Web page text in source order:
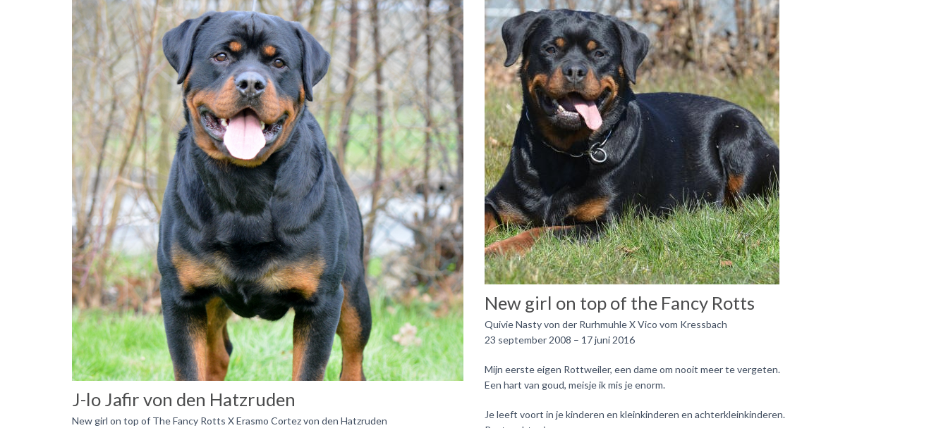
J-lo Jafir von den Hatzruden
New girl on top of The Fancy Rotts X Erasmo Cortez von den Hatzruden
New girl on top of the Fancy Rotts
Quivie Nasty von der Rurhmuhle X Vico vom Kressbach
23 september 2008 – 17 juni 2016
Mijn eerste eigen Rottweiler, een dame om nooit meer te vergeten.
Een hart van goud, meisje ik mis je enorm.
Je leeft voort in je kinderen en kleinkinderen en achterkleinkinderen.